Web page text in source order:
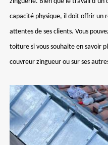
capacité physique, il doit offrir un
attentes de ses clients. Vous
toiture si vous souhaite en savoir
couvreur zingueur ou sur ses